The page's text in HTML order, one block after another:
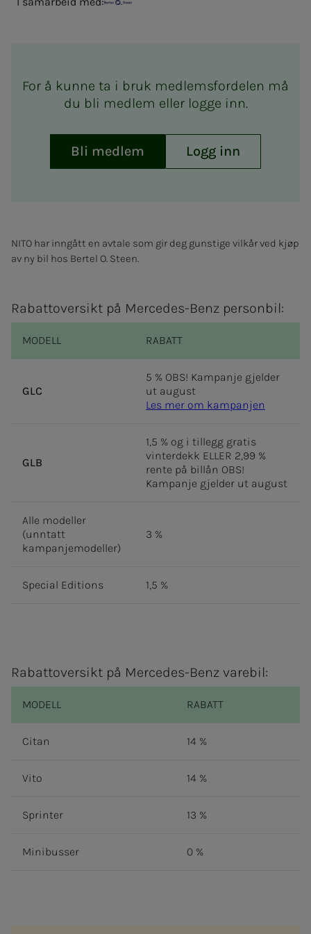
Bertel O. Steen
For å kunne ta i bruk medlemsfordelen må
du bli medlem eller logge inn.
Bli medlem Logg inn
NITO har inngått en avtale som gir deg gunstige vilkår ved kjøp
av ny bil hos Bertel O. Steen.
Rabattoversikt på Mercedes-Benz personbil:
MODELL RABATT
GLC
5 % OBS! Kampanje gjelder
ut august
Les mer om kampanjen
GLB
1,5 % og i tillegg gratis
vinterdekk ELLER 2,99 %
rente på billån OBS!
Kampanje gjelder ut august
Alle modeller
(unntatt
kampanjemodeller)
3 %
Special Editions 1,5 %
Rabattoversikt på Mercedes-Benz varebil:
MODELL RABATT
Citan 14 %
Vito 14 %
Sprinter 13 %
Minibusser 0 %